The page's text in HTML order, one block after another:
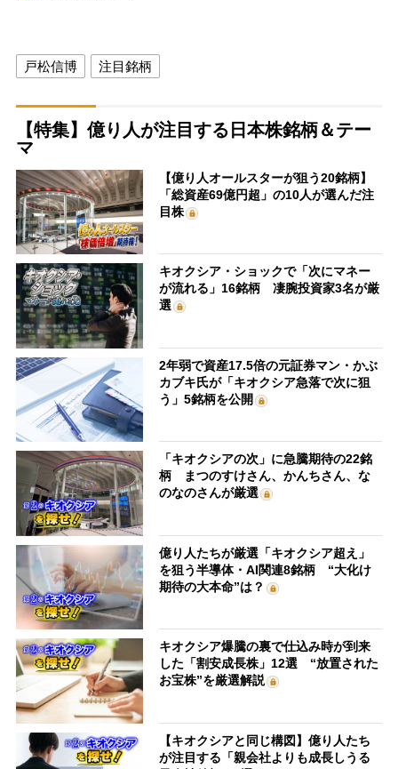
戸松信博 注目銘柄
【特集】億り人が注目する日本株銘柄＆テー
マ
【億り人オールスターが狙う20銘柄】
「総資産69億円超」の10人が選んだ注
目株
キオクシア・ショックで「次にマネー
が流れる」16銘柄 凄腕投資家3名が厳
選
2年弱で資産17.5倍の元証券マン・かぶ
カブキ氏が「キオクシア急落で次に狙
う」5銘柄を公開
「キオクシアの次」に急騰期待の22銘
柄 まつのすけさん、かんちさん、な
のなのさんが厳選
億り人たちが厳選「キオクシア超え」
を狙う半導体・AI関連8銘柄 “大化け
期待の大本命”は？
キオクシア爆騰の裏で仕込み時が到来
した「割安成長株」12選 “放置された
お宝株”を厳選解説
【キオクシアと同じ構図】億り人たち
が注目する「親会社よりも成長しうる